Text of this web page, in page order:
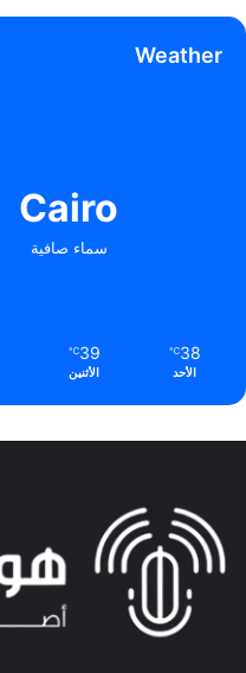
Weather
Cairo
سماء صافية
38
℃
الأحد
39
℃
الأثنين